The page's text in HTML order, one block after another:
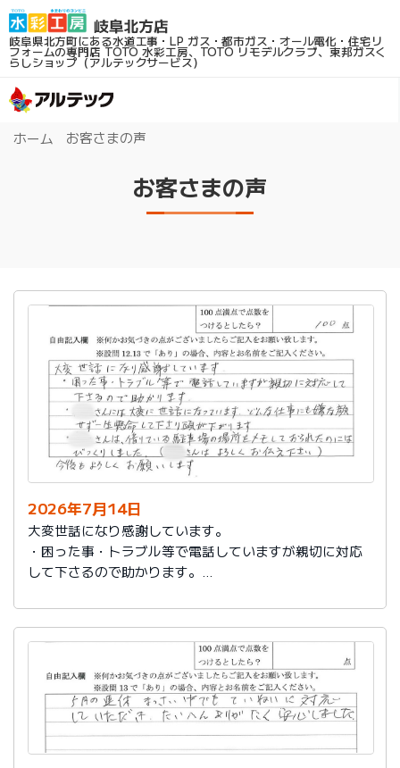
岐阜県北方町にある水道工事・LP ガス・都市ガス・オール電化・住宅リ
フォームの専門店TOTO 水彩工房、TOTO リモデルクラブ、東邦ガスく
らしショップ（アルテックサービス）
ホーム お客さまの声
お客さまの声
2026年7月14日
大変世話になり感謝しています。
・困った事・トラブル等で電話していますが親切に対応
して下さるので助かります。
にも嫌な顔せず一生懸命して下さり頭が下がります。
・社員さんは、借りている駐車場の場所をメモしておら
れたのにはびっくりしました。（社員さんはよろしくお
伝え下さい）
今後もよろしくお願いします。